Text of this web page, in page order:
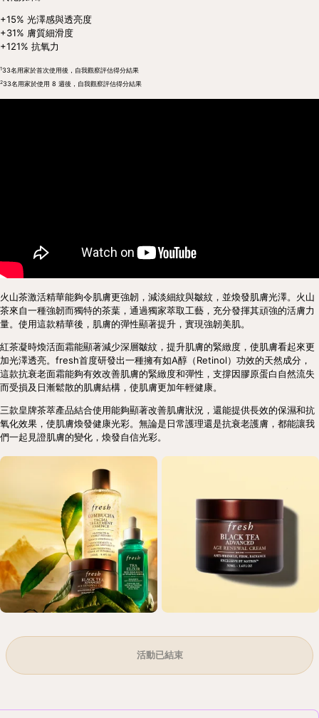
+15% 光澤感與透亮度
+31% 膚質細滑度
+121% 抗氧力
133名用家於首次使用後，自我觀察評估得分結果
233名用家於使用 8 週後，自我觀察評估得分結果
火山茶激活精華能夠令肌膚更強韌，減淡細紋與皺紋，並煥發肌膚光澤。火山
茶來自一種強韌而獨特的茶葉，通過獨家萃取工藝，充分發揮其頑強的活膚力
量。使用這款精華後，肌膚的彈性顯著提升，實現強韌美肌。
紅茶凝時煥活面霜能顯著減少深層皺紋，提升肌膚的緊緻度，使肌膚看起來更
加光澤透亮。fresh首度研發出一種擁有如A醇（Retinol）功效的天然成分，
這款抗衰老面霜能夠有效改善肌膚的緊緻度和彈性，支撐因膠原蛋白自然流失
而受損及日漸鬆散的肌膚結構，使肌膚更加年輕健康。
三款皇牌茶萃產品結合使用能夠顯著改善肌膚狀況，還能提供長效的保濕和抗
氧化效果，使肌膚煥發健康光彩。無論是日常護理還是抗衰老護膚，都能讓我
們一起見證肌膚的變化，煥發自信光彩。
活動已結束